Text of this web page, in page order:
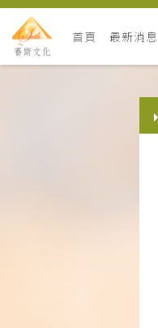
首頁 最新消息